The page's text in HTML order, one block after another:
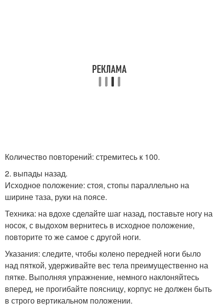
Количество повторений: стремитесь к 100.
2. выпады назад.
Исходное положение: стоя, стопы параллельно на
ширине таза, руки на поясе.
Техника: на вдохе сделайте шаг назад, поставьте ногу на
носок, с выдохом вернитесь в исходное положение,
повторите то же самое с другой ноги.
Указания: следите, чтобы колено передней ноги было
над пяткой, удерживайте вес тела преимущественно на
пятке. Выполняя упражнение, немного наклоняйтесь
вперед, не прогибайте поясницу, корпус не должен быть
в строго вертикальном положении.